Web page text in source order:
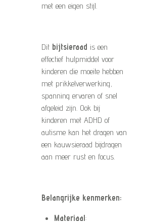
met een eigen stijl.
Dit bijtsieraad is een
effectief hulpmiddel voor
kinderen die moeite hebben
met prikkelverwerking,
spanning ervaren of snel
afgeleid zijn. Ook bij
kinderen met ADHD of
autisme kan het dragen van
een kauwsieraad bijdragen
aan meer rust en focus.
Belangrijke kenmerken:
Materiaal: